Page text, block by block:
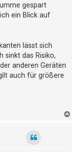
gespart
ein Blick auf
lässt sich
sinkt das Risiko,
anderen Geräten
auch für größere